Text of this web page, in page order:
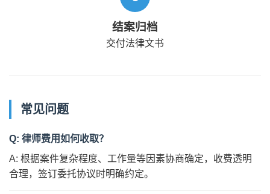
结案归档
交付法律文书
常见问题
Q: 律师费用如何收取？
A: 根据案件复杂程度、工作量等因素协商确定，收费透明
合理，签订委托协议时明确约定。